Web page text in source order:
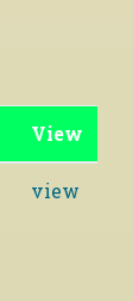
View
view